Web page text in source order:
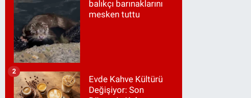
balıkçı barınaklarını
mesken tuttu
Evde Kahve Kültürü
Değişiyor: Son
2